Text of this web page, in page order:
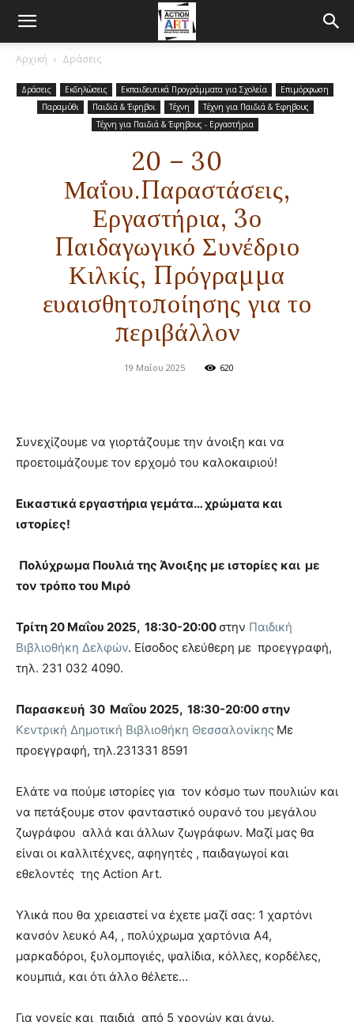
Αρχική Δράσεις
Δράσεις Εκδηλώσεις Εκπαιδευτικά Προγράμματα για Σχολεία
Επιμόρφωση
Παραμύθι
Παιδιά & Έφηβοι Τέχνη
Τέχνη για Παιδιά & Έφηβους
Τέχνη για Παιδιά & Έφηβους - Εργαστήρια
20 – 30
Μαΐου.Παραστάσεις,
Εργαστήρια, 3ο
Παιδαγωγικό Συνέδριο
Κιλκίς, Πρόγραμμα
ευαισθητοποίησης για το
περιβάλλον
19 Μαΐου 2025 620
Συνεχίζουμε να γιορτάζουμε την άνοιξη και να
προετοιμάζουμε τον ερχομό του καλοκαιριού!
Εικαστικά εργαστήρια γεμάτα… χρώματα και
ιστορίες!
Πολύχρωμα Πουλιά της Άνοιξης με ιστορίες και με
τον τρόπο του Μιρό
Τρίτη 20 Μαΐου 2025, 18:30-20:00 στην Παιδική
Βιβλιοθήκη Δελφών. Είσοδος ελεύθερη με προεγγραφή,
τηλ. 231 032 4090.
Παρασκευή 30 Μαΐου 2025, 18:30-20:00 στην
Κεντρική Δημοτική Βιβλιοθήκη Θεσσαλονίκης Με
προεγγραφή, τηλ.231331 8591
Ελάτε να πούμε ιστορίες για τον κόσμο των πουλιών και
να πετάξουμε στον φανταστικό ουρανό του μεγάλου
ζωγράφου αλλά και άλλων ζωγράφων. Μαζί μας θα
είναι οι καλλιτέχνες, αφηγητές , παιδαγωγοί και
εθελοντές της Αction Art.
Υλικά που θα χρειαστεί να έχετε μαζί σας: 1 χαρτόνι
κανσόν λευκό Α4, , πολύχρωμα χαρτόνια Α4,
μαρκαδόροι, ξυλομπογιές, ψαλίδια, κόλλες, κορδέλες,
κουμπιά, και ότι άλλο θέλετε…
Για γονείς και παιδιά από 5 χρονών και άνω.